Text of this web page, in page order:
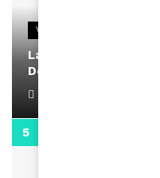
VIDEOS
La rubrique santé
Docteur Makanda